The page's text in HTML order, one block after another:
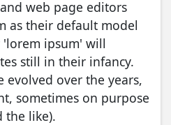
web page editors
as their default model
'lorem ipsum' will
still in their infancy.
evolved over the years,
sometimes on purpose
the like).